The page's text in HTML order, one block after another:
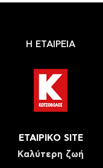
Η ΕΤΑΙΡΕΙΑ
ΕΤΑΙΡΙΚΟ SITE
Καλύτερη ζωή